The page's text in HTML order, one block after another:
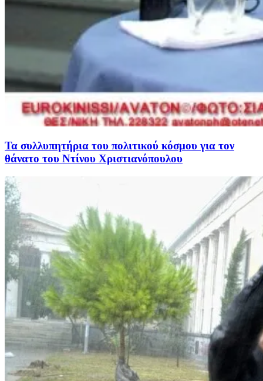
Τα συλλυπητήρια του πολιτικού κόσμου για τον
θάνατο του Ντίνου Χριστιανόπουλου